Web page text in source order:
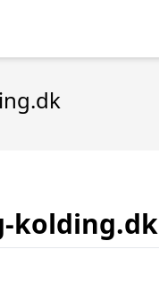
kolding.dk